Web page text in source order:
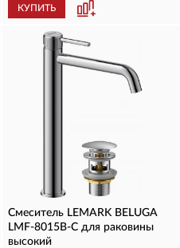
КУПИТЬ
Смеситель LEMARK BELUGA
LMF-8015B-C для раковины
высокий